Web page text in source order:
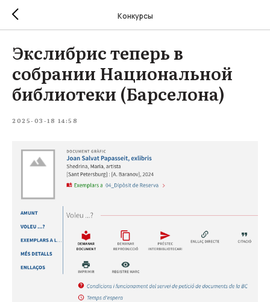
Конкурсы
Экслибрис теперь в
собрании Национальной
библиотеки (Барселона)
2025-03-18 14:58